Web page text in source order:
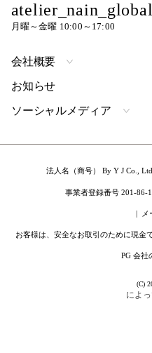
月曜～金曜 10:00～17:00
会社概要
お知らせ
ソーシャルメディア
法人名（商号） By Y J Co.,
事業者登録番号 201-86-
| メ
お客様は、安全なお取引のために現金
PG 会社
(C)
によ